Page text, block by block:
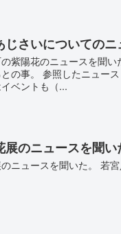
じさいについての
紫陽花のニュースを聞
の事。 参照したニュー
ベントも（...
展のニュースを聞
ニュースを聞いた。 若